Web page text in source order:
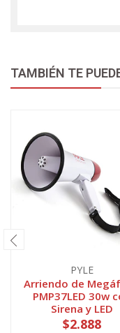
TAMBIÉN TE
PYLE
Arriendo de
PMP37LED 30w
Sirena y LED
$2.888